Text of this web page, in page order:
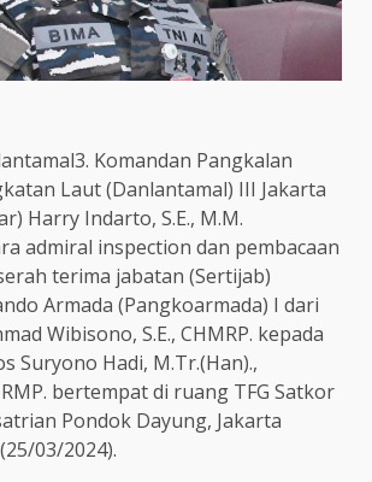
Komandan Pangkalan
Laut (Danlantamal) III Jakarta
Harry Indarto, S.E., M.M.
admiral inspection dan pembacaan
terima jabatan (Sertijab)
Armada (Pangkoarmada) I dari
Wibisono, S.E., CHMRP. kepada
Suryono Hadi, M.Tr.(Han).,
bertempat di ruang TFG Satkor
Pondok Dayung, Jakarta
03/2024).